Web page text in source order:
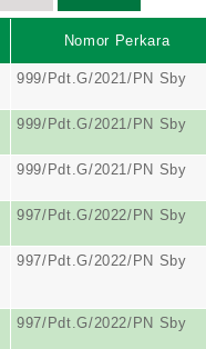
Nomor Perkara
999/Pdt.G/2021/PN Sby
999/Pdt.G/2021/PN Sby
999/Pdt.G/2021/PN Sby
997/Pdt.G/2022/PN Sby
997/Pdt.G/2022/PN Sby
997/Pdt.G/2022/PN Sby